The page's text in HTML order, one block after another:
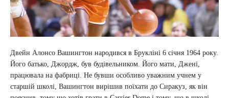
Двейн Алонсо Вашингтон народився в Брукліні 6 січня 1964 року.
Його батько, Джордж, був будівельником. Його мати, Джені,
працювала на фабриці. Не бувши особливо уважним учнем у
старшій школі, Вашингтон вирішив поїхати до Сиракуз, як він